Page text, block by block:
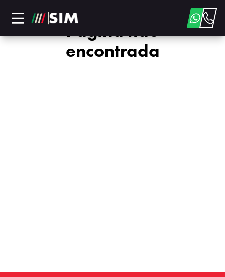
Página não
encontrada